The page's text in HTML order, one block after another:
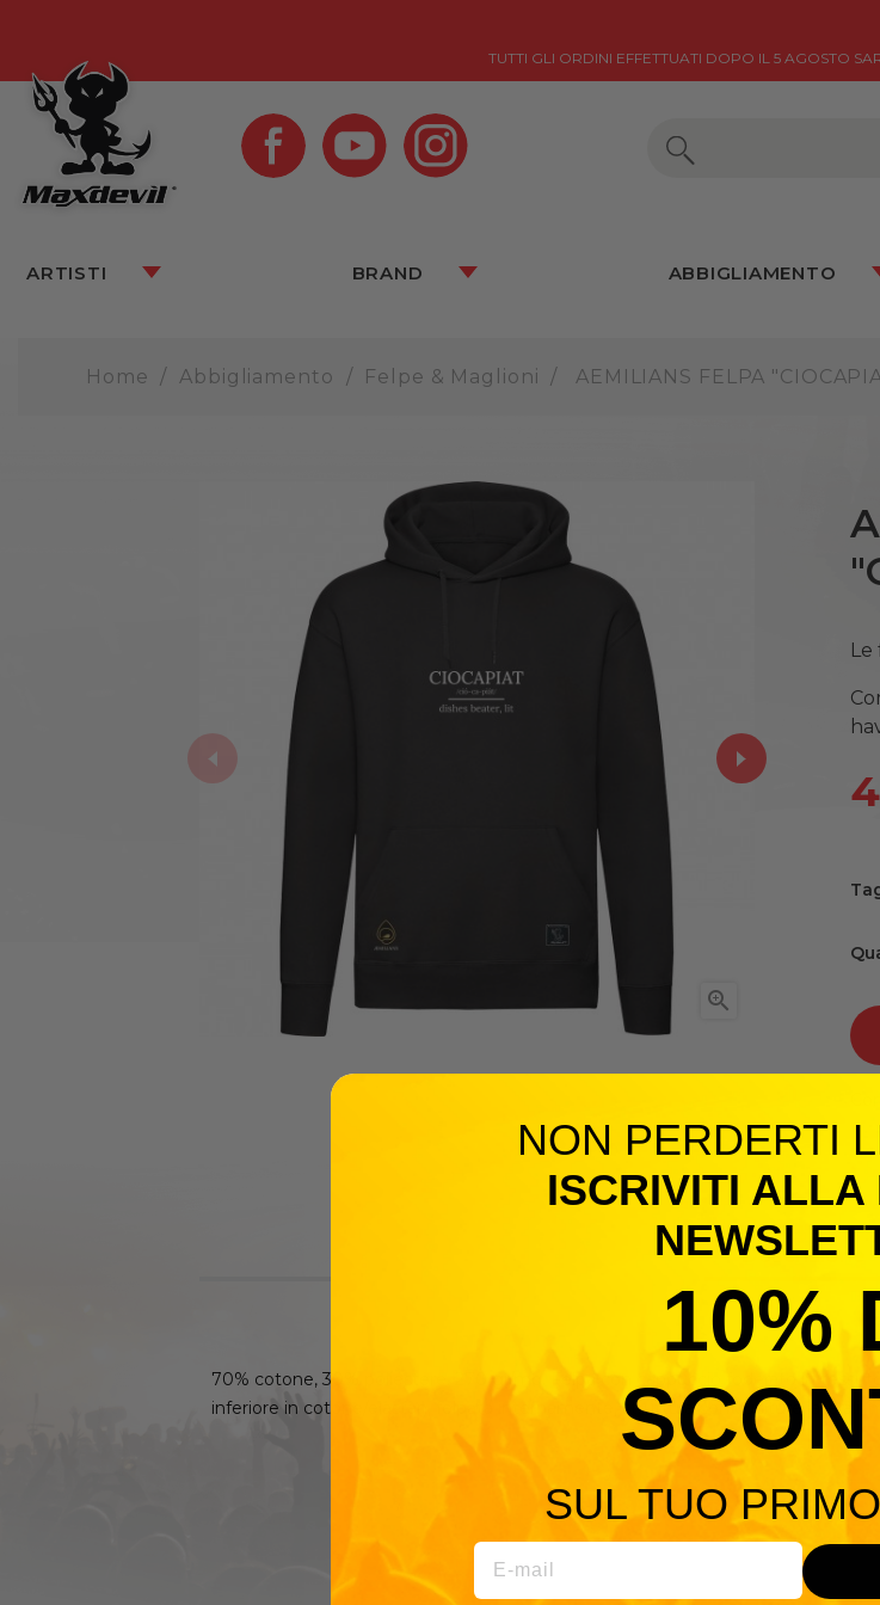
TUTTI GLI ORDINI EFFETTUATI DOPO IL 5 AGOSTO
ARTISTI BRAND ABBIGLIAMENTO
Home Abbigliamento Felpe & Maglioni AEMILIANS FELPA

Descrizione
70% cotone, 30% poliestere. 270 gr/mq. Felpa con cappuccio foderato in
inferiore in cotone/elastan, felpata internamente, struttura con cuciture laterali,
NON PERDERTI
ISCRIVITI ALLA
10%
SUL TUO